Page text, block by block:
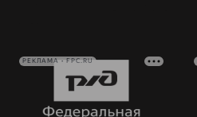
РЕКЛАМА • FPC.RU